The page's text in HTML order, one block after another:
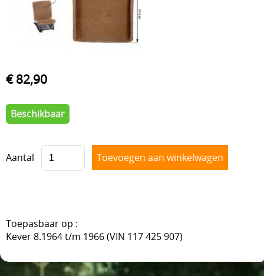
VOORAS , BESTURING
VELGEN + REMMEN
ACHTERAS , DIFFERENTIEEL EN VERSNELLINGSBAK
HAND & VOETBEDIENINGEN
€ 82,90
Beschikbaar
Aantal
Toepasbaar op :
Kever 8.1964 t/m 1966 (VIN 117 425 907)